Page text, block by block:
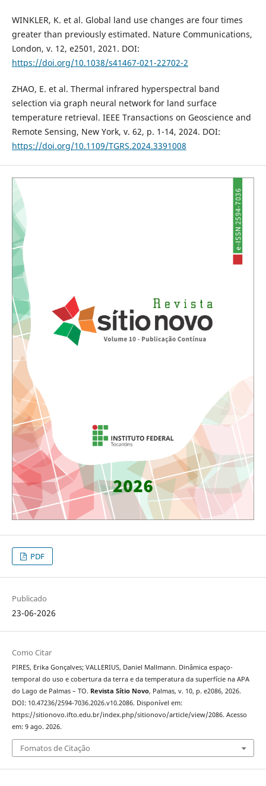
WINKLER, K. et al. Global land use changes are four times
greater than previously estimated. Nature Communications,
London, v. 12, e2501, 2021. DOI:
https://doi.org/10.1038/s41467-021-22702-2
ZHAO, E. et al. Thermal infrared hyperspectral band
selection via graph neural network for land surface
temperature retrieval. IEEE Transactions on Geoscience and
Remote Sensing, New York, v. 62, p. 1-14, 2024. DOI:
https://doi.org/10.1109/TGRS.2024.3391008
PDF
Publicado
23-06-2026
Como Citar
PIRES, Erika Gonçalves; VALLERIUS, Daniel Mallmann. Dinâmica espaço-
temporal do uso e cobertura da terra e da temperatura da superfície na APA
do Lago de Palmas – TO. Revista Sítio Novo, Palmas, v. 10, p. e2086, 2026.
DOI: 10.47236/2594-7036.2026.v10.2086. Disponível em:
https://sitionovo.ifto.edu.br/index.php/sitionovo/article/view/2086. Acesso
em: 9 ago. 2026.
Fomatos de Citação